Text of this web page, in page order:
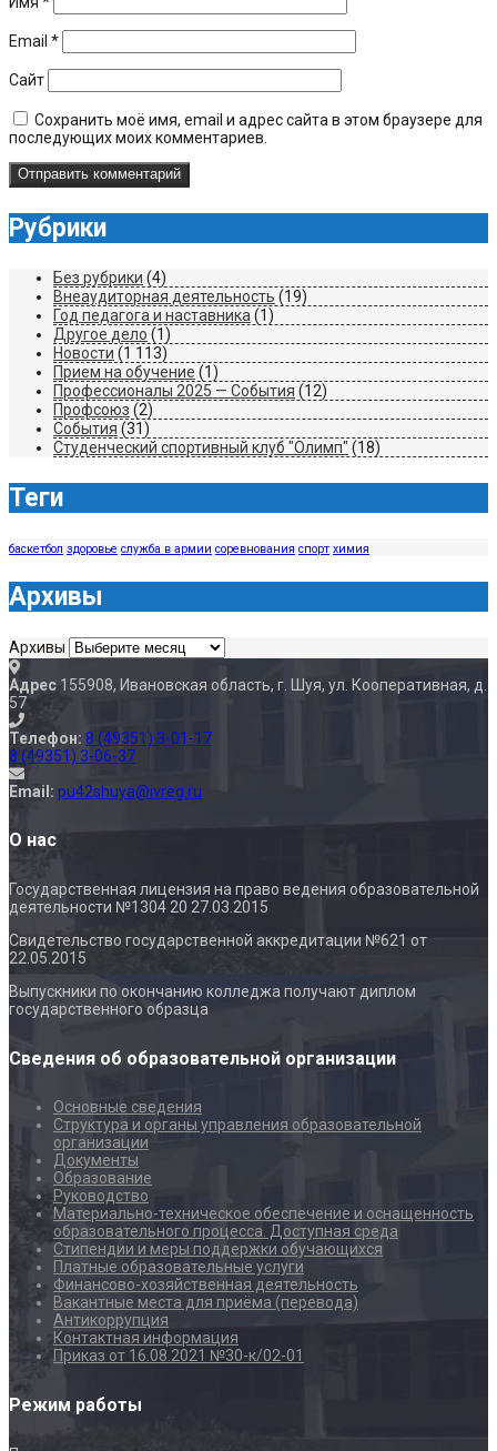
Email *
Сайт
Сохранить моё имя, email и адрес сайта в этом браузере для
последующих моих комментариев.
Рубрики
Без рубрики (4)
Внеаудиторная деятельность (19)
Год педагога и наставника (1)
Другое дело (1)
Новости (1 113)
Прием на обучение (1)
Профессионалы 2025 — События (12)
Профсоюз (2)
События (31)
Студенческий спортивный клуб "Олимп" (18)
Теги
баскетбол здоровье служба в армии соревнования спорт химия
Архивы
Архивы
Адрес 155908, Ивановская область, г. Шуя, ул. Кооперативная, д.
57
Телефон: 8 (49351) 3-01-17
8 (49351) 3-06-37
Email: pu42shuya@ivreg.ru
О нас
Государственная лицензия на право ведения образовательной
деятельности №1304 20 27.03.2015
Свидетельство государственной аккредитации №621 от
22.05.2015
Выпускники по окончанию колледжа получают диплом
государственного образца
Сведения об образовательной организации
Основные сведения
Структура и органы управления образовательной
организации
Документы
Образование
Руководство
Материально-техническое обеспечение и оснащенность
образовательного процесса. Доступная среда
Стипендии и меры поддержки обучающихся
Платные образовательные услуги
Финансово-хозяйственная деятельность
Вакантные места для приёма (перевода)
Антикоррупция
Контактная информация
Приказ от 16.08.2021 №30-к/02-01
Режим работы